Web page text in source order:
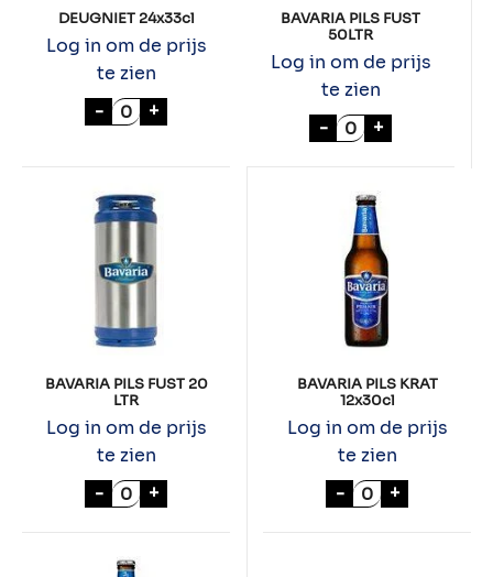
DEUGNIET 24x33cl
Log in om de prijs
te zien
- DEUGNIET 24x33cl aantal
+
BAVARIA PILS FUST
50LTR
Log in om de prijs
te zien
- BAVARIA PILS
+
BAVARIA PILS FUST 20
LTR
Log in om de prijs
te zien
- BAVARIA PILS FUST 20 LTR aantal
+
BAVARIA PILS KRAT
12x30cl
Log in om de prijs
te zien
- BAVARIA PILS
+